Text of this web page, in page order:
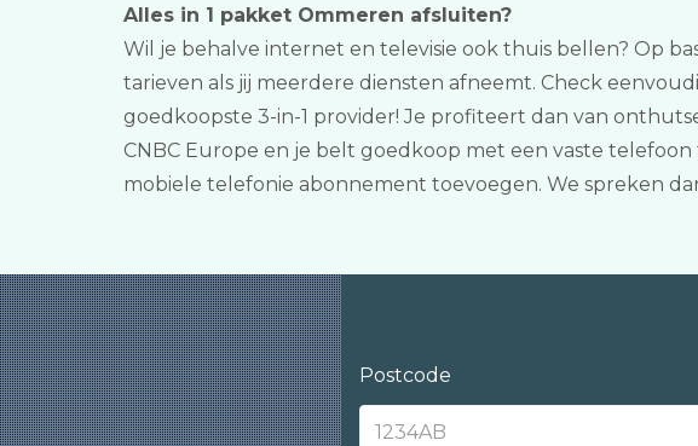
Alles in 1 pakket Ommeren afsluiten?
Wil je behalve internet en televisie ook thuis bellen? Op
tarieven als jij meerdere diensten afneemt. Check
goedkoopste 3-in-1 provider! Je profiteert dan van
CNBC Europe en je belt goedkoop met een vaste
mobiele telefonie abonnement toevoegen. We spreken
Postcode